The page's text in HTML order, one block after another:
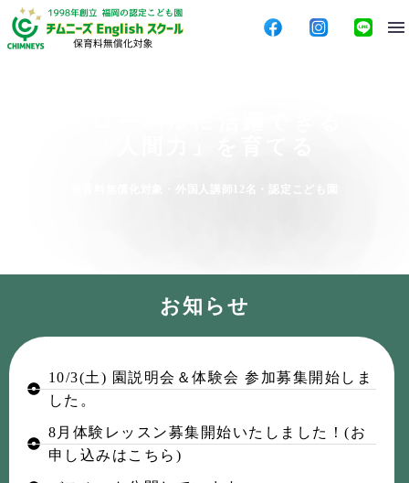
お知らせ
10/3(土) 園説明会＆体験会 参加募集開始しま
した。
8月体験レッスン募集開始いたしました！(お
申し込みはこちら)